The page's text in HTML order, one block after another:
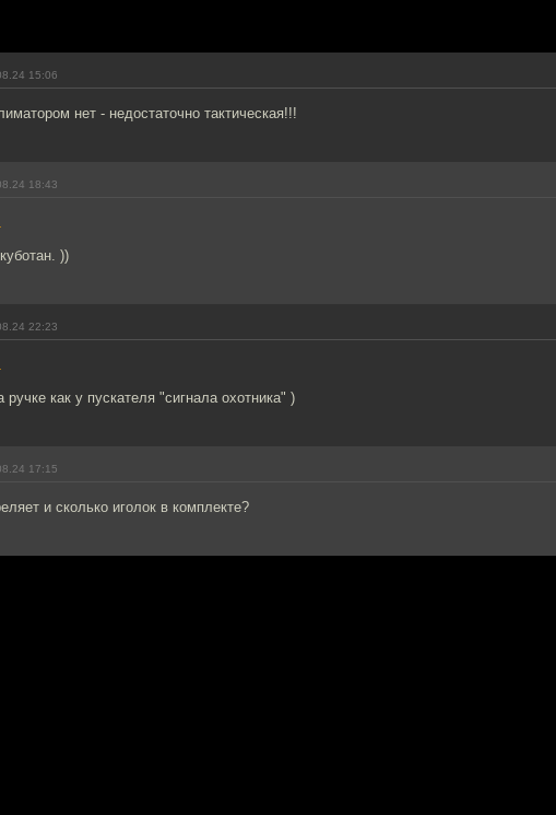
15:06
нет - недостаточно тактическая!!!
18:43
))
22:23
ручке как у пускателя "сигнала охотника" )
17:15
и сколько иголок в комплекте?